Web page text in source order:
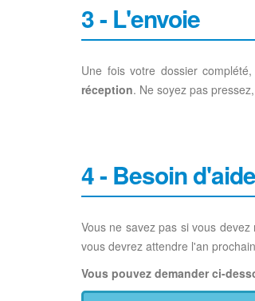
3 - L'envoie
Une fois votre dossier
réception. Ne soyez pas
4 - Besoin
Vous ne savez pas si vous
vous devrez attendre l'an
Vous pouvez demander ci-